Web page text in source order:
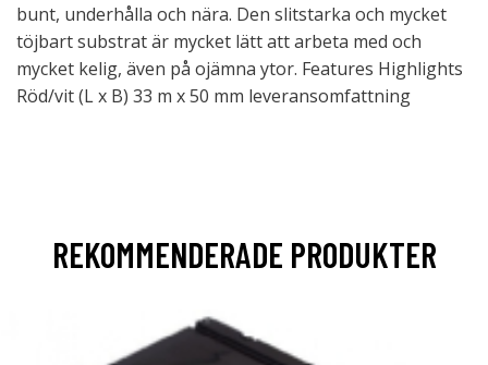
bunt, underhålla och nära. Den slitstarka och mycket
töjbart substrat är mycket lätt att arbeta med och
mycket kelig, även på ojämna ytor. Features Highlights
Röd/vit (L x B) 33 m x 50 mm leveransomfattning
REKOMMENDERADE PRODUKTER